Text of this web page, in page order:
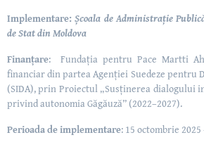
Implementare:Școala de Administrație
de Stat din Moldova
Finanțare:
Fundația pentru Pace Martti
financiar din partea Agenției Suedeze pentru
(SIDA), prin Proiectul „Susținerea dialogului
privind autonomia Găgăuză” (2022–2027).
Perioada de implementare: 15 octombrie